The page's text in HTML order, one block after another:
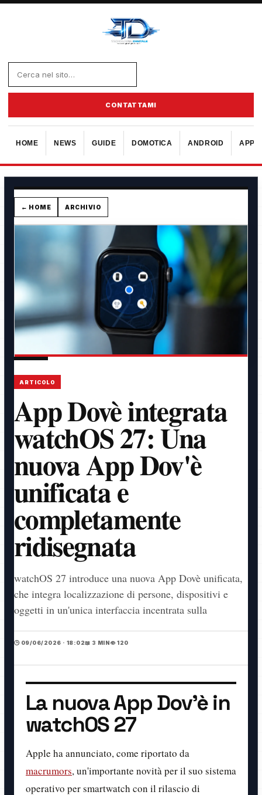
CONTATTAMI
HOME NEWS GUIDE DOMOTICA ANDROID
← HOME ARCHIVIO
ARTICOLO
App Dovè integrata
watchOS 27: Una
nuova App Dov'è
unificata e
completamente
ridisegnata
watchOS 27 introduce una nuova App Dovè unificata,
che integra localizzazione di persone, dispositivi e
oggetti in un'unica interfaccia incentrata sulla
🕒 09/06/2026 · 18:02📖 3 MIN 👁️ 120
La nuova App Dov'è in
watchOS 27
Apple ha annunciato, come riportato da
macrumors, un'importante novità per il suo sistema
operativo per smartwatch con il rilascio di